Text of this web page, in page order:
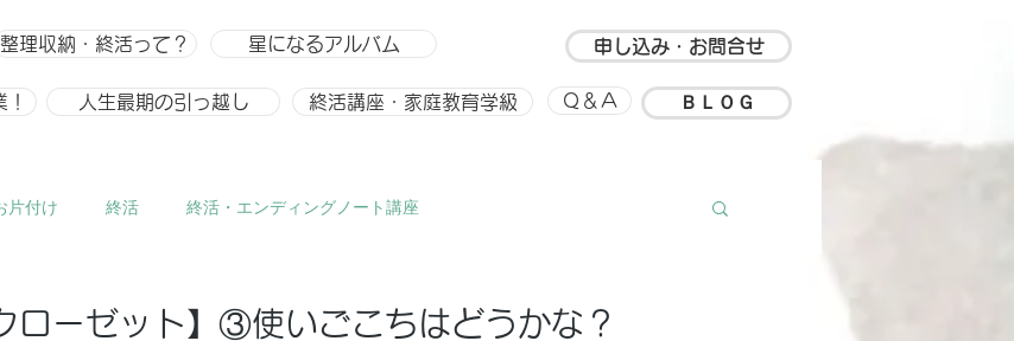
整理収納・終活って？ 星になるアルバム
人生最期の引っ越し 終活講座・家庭教育学級
申し込み・お問合せ
Ｑ＆Ａ ＢＬＯＧ
片付け 終活 終活・エンディングノート講座
ごと、趣味
ローゼット】③使いごこちはどうかな？